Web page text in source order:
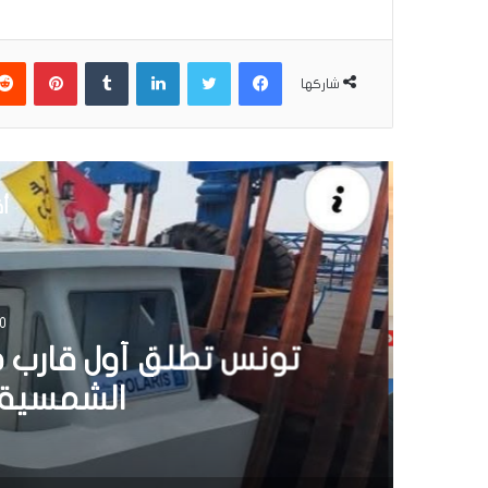
شاركها
فيسبوكتويتر لينكدإن
30
تونس تطلق أول قارب